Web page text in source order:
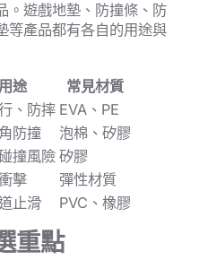
。遊戲地墊、防撞條、防
等產品都有各自的用途與
途
常見材質
、防摔 EVA、PE
防撞
泡棉、矽膠
撞風險 矽膠
擊
彈性材質
止滑 PVC、橡膠
重點